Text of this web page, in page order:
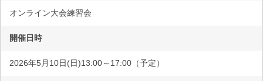
オンライン大会練習会
開催日時
2026年5月10日(日)13:00～17:00（予定）